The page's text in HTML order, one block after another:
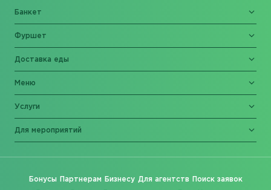
Банкет
Фуршет
Доставка еды
Меню
Услуги
Для мероприятий
Бонусы Партнерам Бизнесу Для агентств Поиск заявок